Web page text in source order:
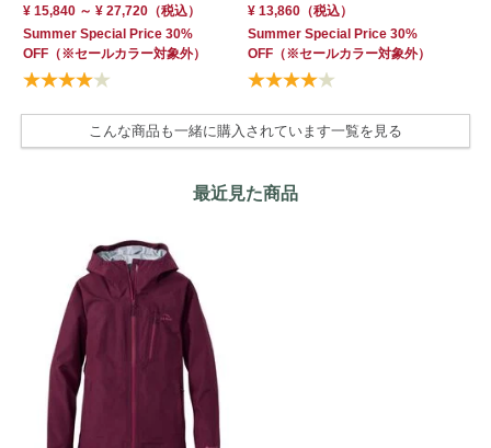
¥ 15,840 ～ ¥ 27,720（税込）
Summer Special Price 30%
OFF（※セールカラー対象外）
¥ 13,860 （税込）
Summer Special Price 30%
OFF （※セールカラー対象外）
こんな商品も一緒に購入されています一覧を見る
最近見た商品